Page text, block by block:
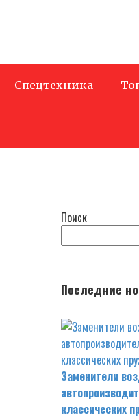
Спецтехника
Поиск
Последние
Заменители
классических